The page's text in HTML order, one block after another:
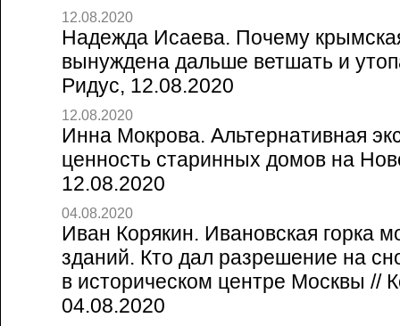
12.08.2020
Надежда Исаева. Почему
вынуждена дальше ветшать и
Ридус, 12.08.2020
12.08.2020
Инна Мокрова. Альтернативная
ценность старинных домов на
12.08.2020
04.08.2020
Иван Корякин. Ивановская горка
зданий. Кто дал разрешение на
в историческом центре Москвы //
04.08.2020